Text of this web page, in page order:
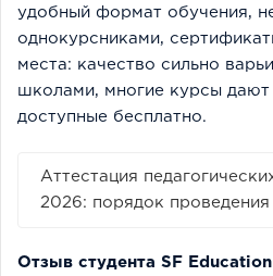
удобный формат обучения,
однокурсниками,
места: качество сильно
школами, многие курсы дают
доступные бесплатно.
Аттестация
2026: порядок проведения
Отзыв студента SF